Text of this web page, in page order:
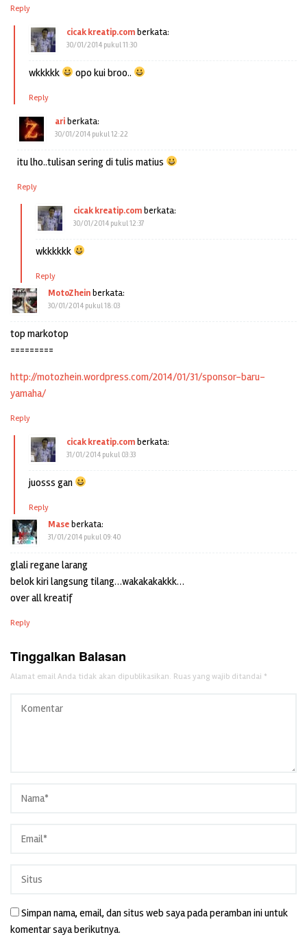
Reply
cicak kreatip.comberkata:
30/01/2014 pukul 11:30
wkkkkk opo kui broo..
Reply
ariberkata:
30/01/2014 pukul 12:22
itu lho..tulisan sering di tulis matius
Reply
cicak kreatip.comberkata:
30/01/2014 pukul 12:37
wkkkkkk
Reply
MotoZheinberkata:
30/01/2014 pukul 18:03
top markotop
=========
http://motozhein.wordpress.com/2014/01/31/sponsor-baru-
yamaha/
Reply
cicak kreatip.comberkata:
31/01/2014 pukul 03:33
juosss gan
Reply
Maseberkata:
31/01/2014 pukul 09:40
glali regane larang
belok kiri langsung tilang…wakakakakkk…
over all kreatif
Reply
Tinggalkan Balasan
Alamat email Anda tidak akan dipublikasikan. Ruas yang wajib ditandai *
Simpan nama, email, dan situs web saya pada peramban ini untuk
komentar saya berikutnya.